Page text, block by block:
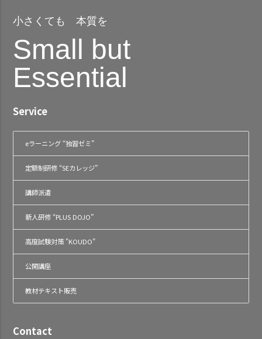
小さくても 本質を
Small but
Essential
Service
eラーニング “独習ゼミ”
定額制研修 “SEカレッジ”
講師派遣
新人研修 “PLUS DOJO”
高度試験対策 "KOUDO"
公開講座
教材テキスト販売
Contact